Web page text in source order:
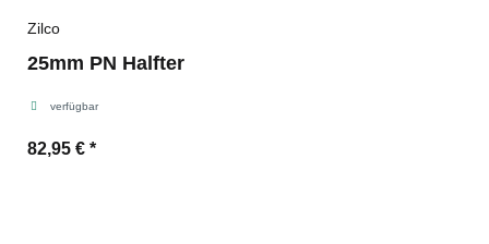
Zilco
25mm PN Halfter
verfügbar
82,95 € *